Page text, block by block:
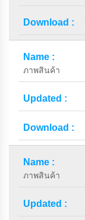
ภาพสินค้า
ภาพสินค้า